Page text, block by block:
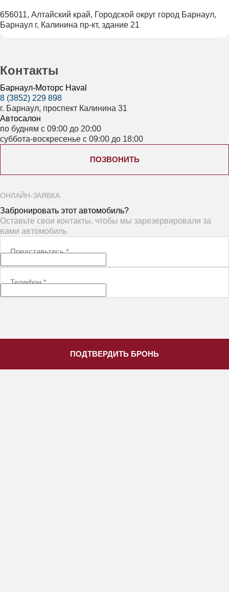
656011, Алтайский край, Городской округ город Барнаул,
Барнаул г, Калинина пр-кт, здание 21
Контакты
Барнаул-Моторс Haval
8 (3852) 229 898
г. Барнаул, проспект Калинина 31
Автосалон
по будням с 09:00 до 20:00
суббота-воскресенье с 09:00 до 18:00
ПОЗВОНИТЬ
ОНЛАЙН-ЗАЯВКА
Забронировать этот автомобиль?
Оставьте свои контакты, чтобы мы зарезервировали за
вами автомобиль
Представьтесь*
Телефон*
ПОДТВЕРДИТЬ БРОНЬ